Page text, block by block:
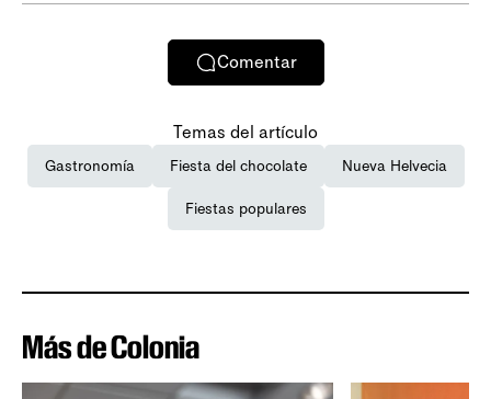
Comentar
Temas del artículo
Gastronomía Fiesta del chocolate Nueva Helvecia
Fiestas populares
Más de Colonia